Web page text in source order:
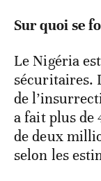
Sur quoi se
Le Nigéria
sécuritaires.
de
a fait plus de
de deux
selon les